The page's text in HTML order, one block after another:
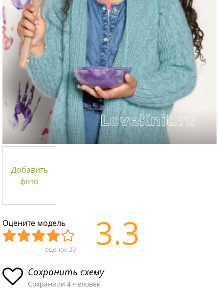
Добавить
фото
Оцените модель
асн
ая
пло
хая
ыч
ная
Хор
ая
Отл
ая
оценок 20 3.3
Сохранить схему
Сохранили 4 человек